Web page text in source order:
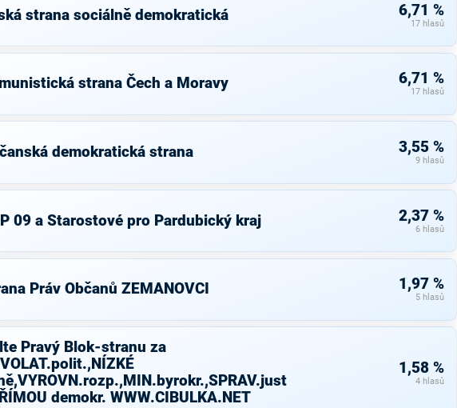
strana sociálně demokratická 6,71 %
17 hlasů
strana Čech a Moravy 6,71 %
17 hlasů
demokratická strana 3,55 %
9 hlasů
09 a Starostové pro Pardubický kraj 2,37 %
6 hlasů
Práv Občanů ZEMANOVCI 1,97 %
5 hlasů
Pravý Blok-stranu za
demokr. WWW.CIBULKA.NET
1,58 %
4 hlasů